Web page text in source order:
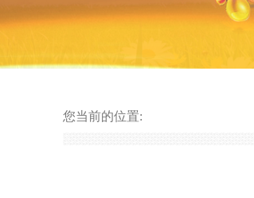
您当前的位置: